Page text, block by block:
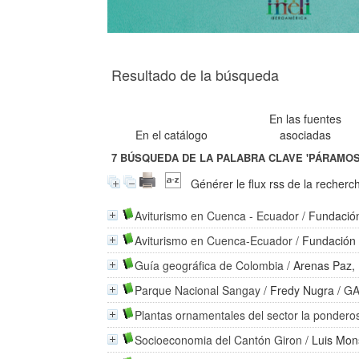
Resultado de la búsqueda
En el catálogo
En las fuentes
asociadas
7 BÚSQUEDA DE LA PALABRA CLAVE
Générer le flux rss de la
Aviturismo en Cuenca - Ecuador /
Aviturismo en Cuenca-Ecuador /
Guía geográfica de Colombia /Arenas Paz,
Parque Nacional Sangay / Fredy Nugra /
Plantas ornamentales del sector la
Socioeconomia del Cantón Giron / Luis